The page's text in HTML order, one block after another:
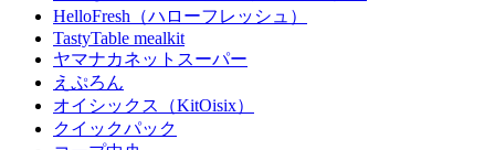
HelloFresh（ハローフレッシュ）
TastyTable mealkit
ヤマナカネットスーパー
えぷろん
オイシックス（KitOisix）
クイックパック